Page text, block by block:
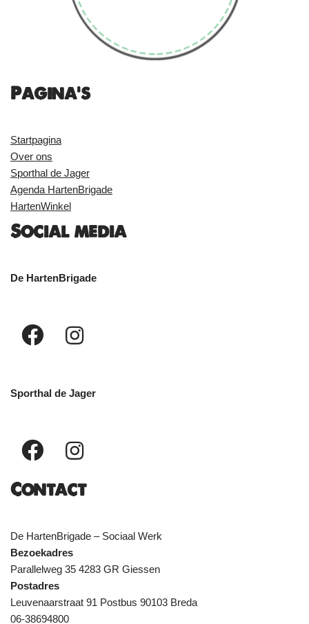
Pagina's
Startpagina
Over ons
Sporthal de Jager
Agenda HartenBrigade
HartenWinkel
Social media
De HartenBrigade
Sporthal de Jager
Contact
De HartenBrigade – Sociaal Werk
Bezoekadres
Parallelweg 35 4283 GR Giessen
Postadres
Leuvenaarstraat 91 Postbus 90103 Breda
06-38694800